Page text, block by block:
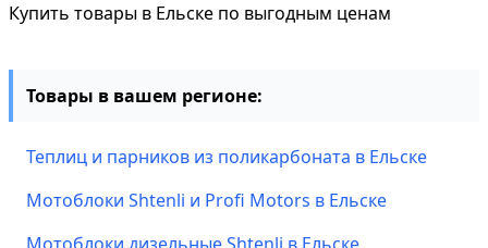
Купить товары в Ельске по выгодным ценам
Товары в вашем регионе:
Теплиц и парников из поликарбоната в Ельске
Мотоблоки Shtenli и Profi Motors в Ельске